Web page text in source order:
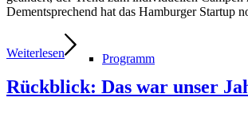
Programm
Dementsprechend hat das Hamburger Startup
Weiterlesen
Rückblick: Das war unser